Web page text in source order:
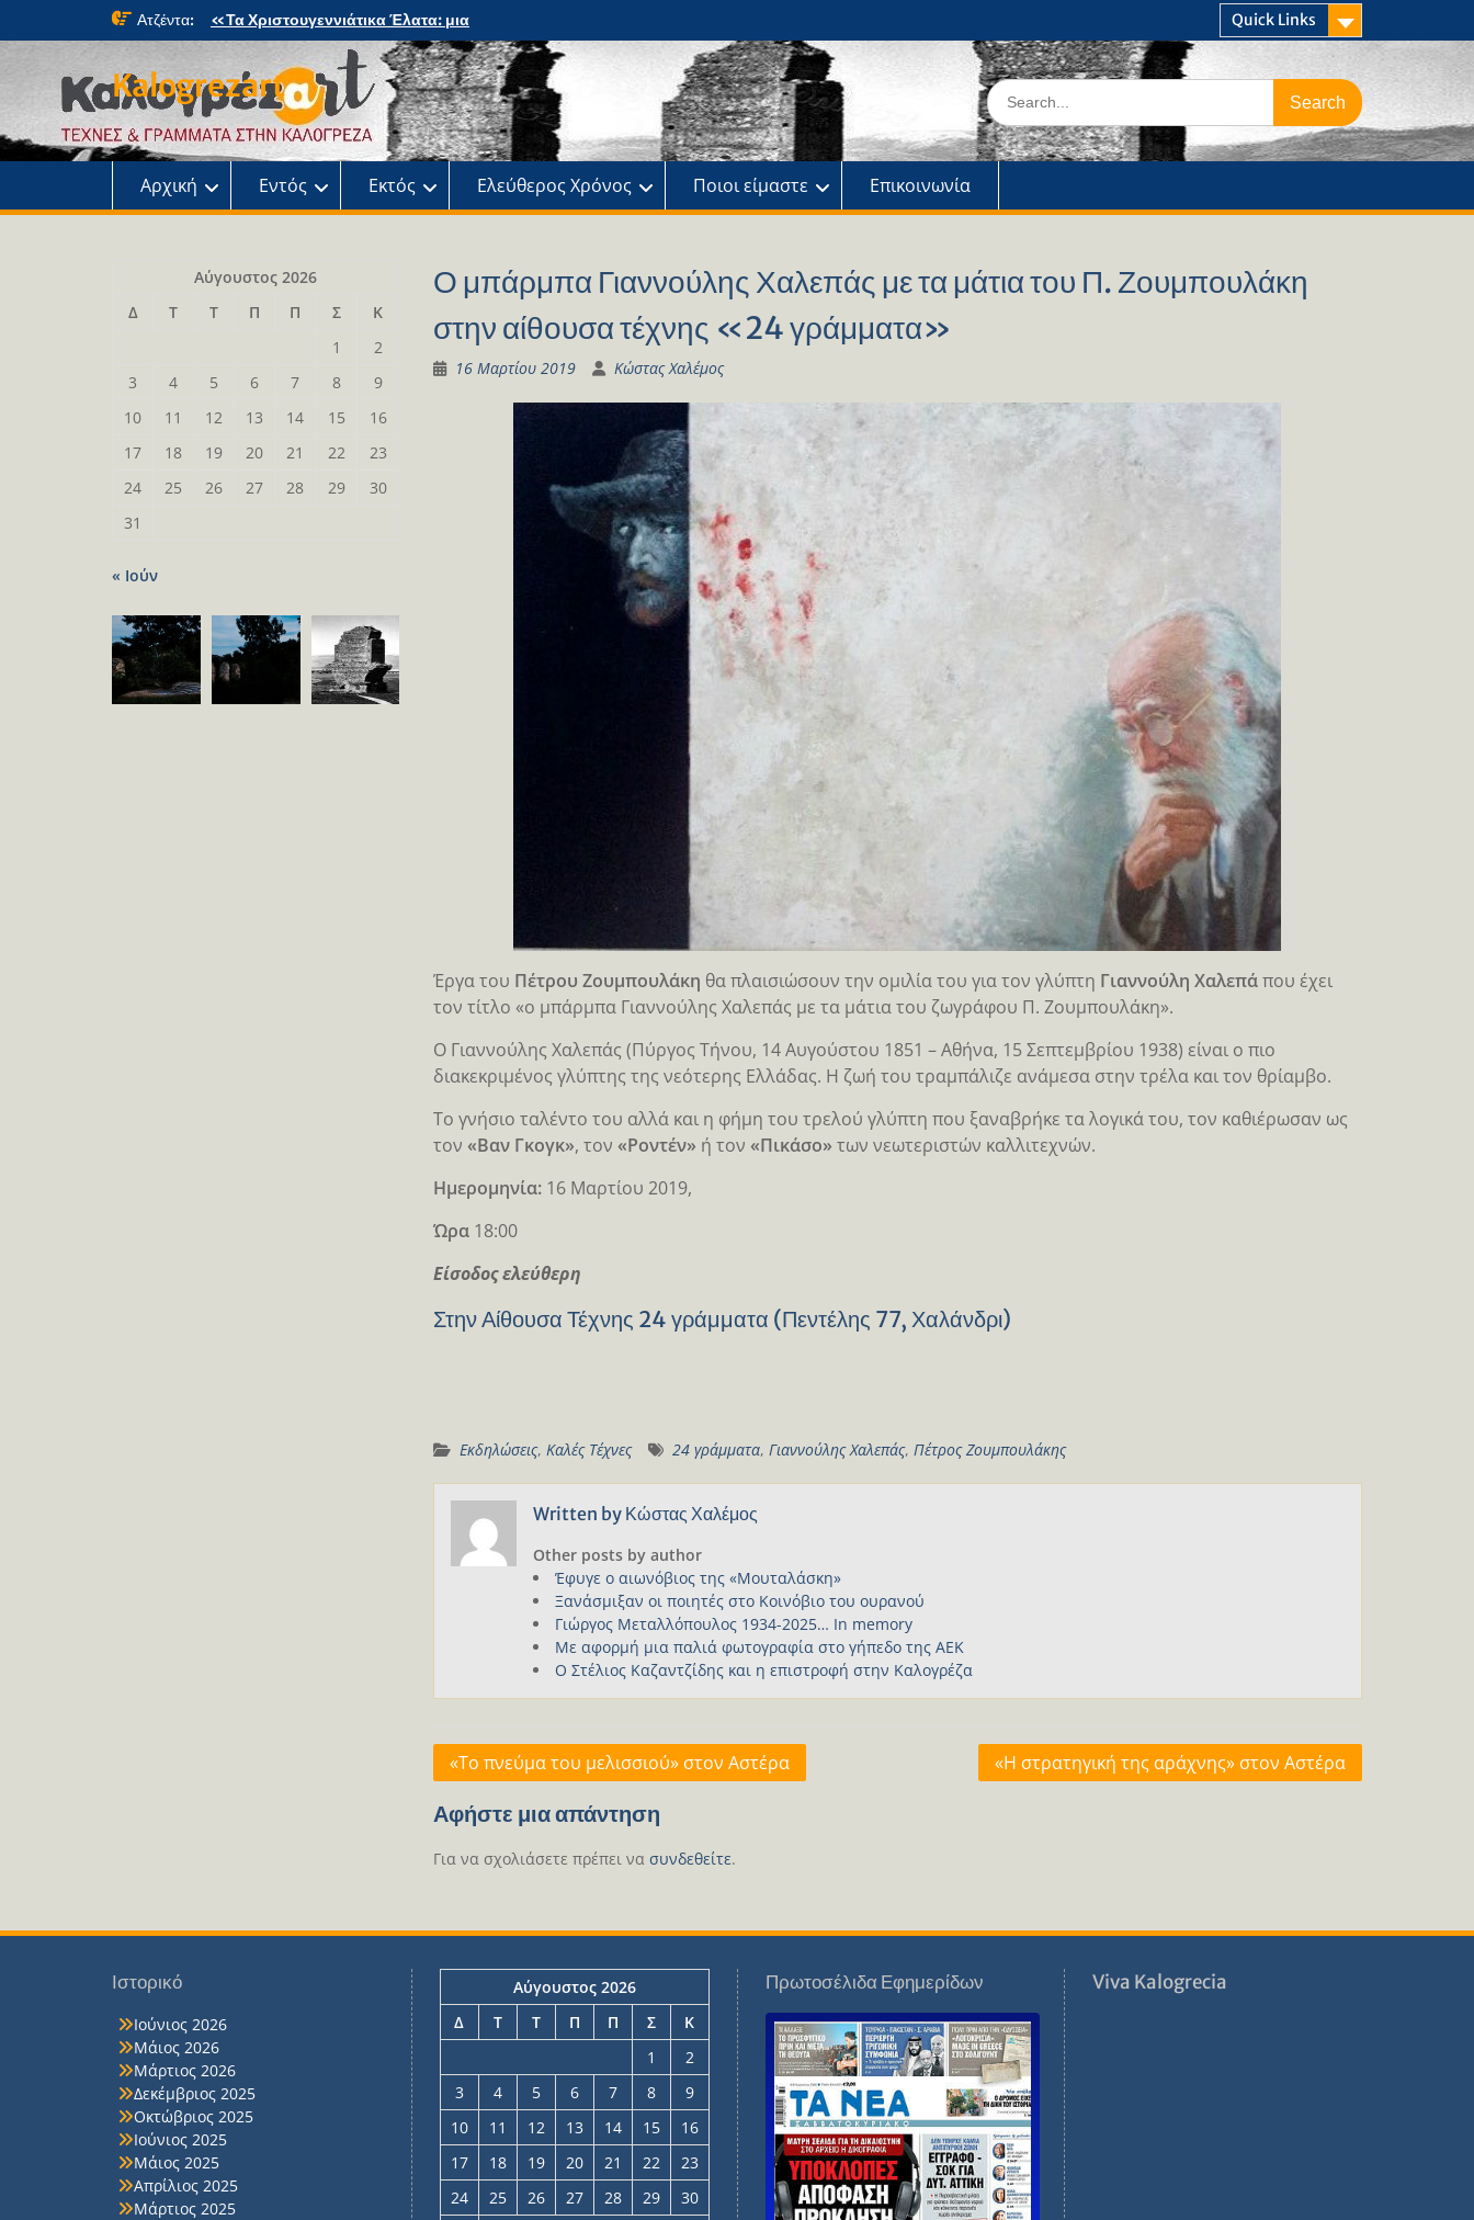
Ατζέντα:
«Τα Χριστουγεννιάτικα Έλατα: μια
μαγική περιπέτεια» στο κτήμα Φιξ
Η Χριστουγεννιάτικη συναυλία του
Ωδείου
Παρουσίαση του βιβλίου: Τα παιδιά της
αλάνας
Παρουσίαση του βιβλίου «Τοντόρ, από
τη Σαφράμπολη στην Καλογρέζα»
Quick Links
Kalogrezart
Search
for:
Αρχική Εντός Εκτός Ελεύθερος Χρόνος Ποιοι είμαστε Επικοινωνία
Ο μπάρμπα Γιαννούλης Χαλεπάς με τα μάτια του Π. Ζουμπουλάκη
στην αίθουσα τέχνης «24 γράμματα»
16 Μαρτίου 2019 Κώστας Χαλέμος
Έργα του Πέτρου Ζουμπουλάκη θα πλαισιώσουν την ομιλία του για τον γλύπτη Γιαννούλη Χαλεπάπου έχει
τον τίτλο «ο μπάρμπα Γιαννούλης Χαλεπάς με τα μάτια του ζωγράφου Π. Ζουμπουλάκη».
Ο Γιαννούλης Χαλεπάς (Πύργος Τήνου, 14 Αυγούστου 1851 – Αθήνα, 15 Σεπτεμβρίου 1938) είναι ο πιο
διακεκριμένος γλύπτης της νεότερης Ελλάδας. Η ζωή του τραμπάλιζε ανάμεσα στην τρέλα και τον θρίαμβο.
Το γνήσιο ταλέντο του αλλά και η φήμη του τρελού γλύπτη που ξαναβρήκε τα λογικά του, τον καθιέρωσαν ως
τον «Βαν Γκογκ», τον «Ροντέν» ή τον «Πικάσο» των νεωτεριστών καλλιτεχνών.
Ημερομηνία:16 Μαρτίου 2019,
Ώρα18:00
Είσοδος ελεύθερη
Στην Αίθουσα Τέχνης 24 γράμματα (Πεντέλης 77, Χαλάνδρι)
Εκδηλώσεις, Καλές Τέχνες 24 γράμματα, Γιαννούλης Χαλεπάς, Πέτρος Ζουμπουλάκης
Written by Κώστας Χαλέμος
Other posts by author
Έφυγε ο αιωνόβιος της «Μουταλάσκη»
Ξανάσμιξαν οι ποιητές στο Κοινόβιο του ουρανού
Γιώργος Μεταλλόπουλος 1934-2025… In memory
Με αφορμή μια παλιά φωτογραφία στο γήπεδο της ΑΕΚ
Ο Στέλιος Καζαντζίδης και η επιστροφή στην Καλογρέζα
Πλοήγηση
«Το πνεύμα του μελισσιού» στον Αστέρα «Η στρατηγική της αράχνης» στον Αστέρα
Αφήστε μια απάντηση
Για να σχολιάσετε πρέπει να συνδεθείτε.
Αύγουστος 2026
Δ
Τ Τ Π Π Σ
Κ
1
2
3
4 5 6 7 8
9
10
11 12 13 14 15
16
17
18 19 20 21 22
23
24
25 26 27 28 29
30
31
« Ιούν
Ιστορικό
Ιούνιος 2026
Μάιος 2026
Μάρτιος 2026
Δεκέμβριος 2025
Οκτώβριος 2025
Ιούνιος 2025
Μάιος 2025
Απρίλιος 2025
Μάρτιος 2025
Αύγουστος 2026
Δ
Τ Τ Π Π Σ
Κ
1
2
3
4 5 6 7 8
9
10
11 12 13 14 15
16
17
18 19 20 21 22
23
24
25 26 27 28 29
30
Πρωτοσέλιδα Εφημερίδων Viva Kalogrecia